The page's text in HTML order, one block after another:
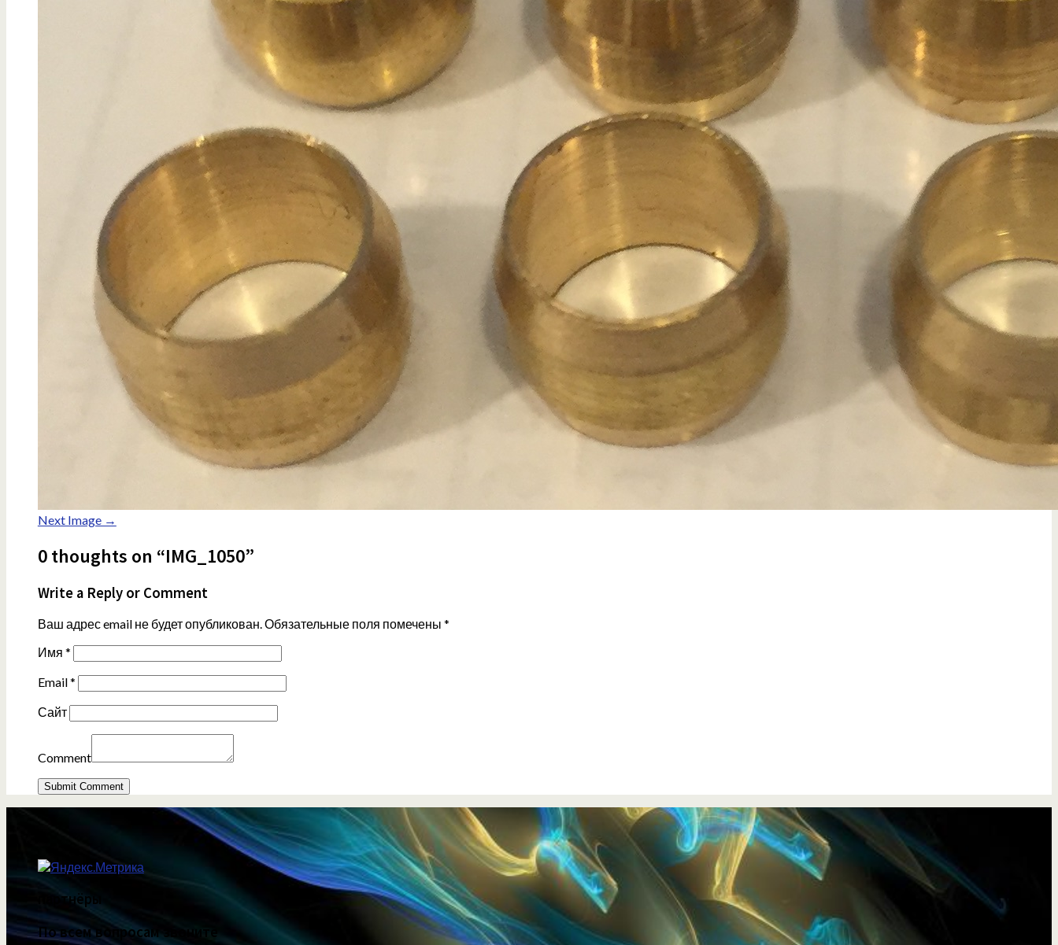
Next Image →
0 thoughts on “IMG_1050”
Write a Reply or Comment
Ваш адрес email не будет опубликован.Обязательные поля помечены *
Имя *
Email*
Сайт
Comment
партнёры
По всем вопросам звоните